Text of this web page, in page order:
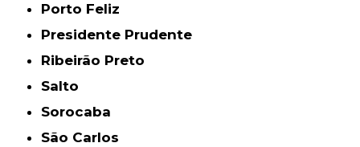
Porto Feliz
Presidente Prudente
Ribeirão Preto
Salto
Sorocaba
São Carlos